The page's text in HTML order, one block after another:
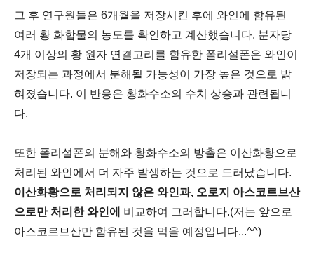
그 후 연구원들은 6개월을 저장시킨 후에 와인에 함유된
여러 황 화합물의 농도를 확인하고 계산했습니다. 분자당
4개 이상의 황 원자 연결고리를 함유한 폴리설폰은 와인이
저장되는 과정에서 분해될 가능성이 가장 높은 것으로 밝
혀졌습니다. 이 반응은 황화수소의 수치 상승과 관련됩니
다.
또한 폴리설폰의 분해와 황화수소의 방출은 이산화황으로
처리된 와인에서 더 자주 발생하는 것으로 드러났습니다.
이산화황으로 처리되지 않은 와인과, 오로지 아스코르브산
으로만 처리한 와인에 비교하여 그러합니다.(저는 앞으로
아스코르브산만 함유된 것을 먹을 예정입니다...^^)